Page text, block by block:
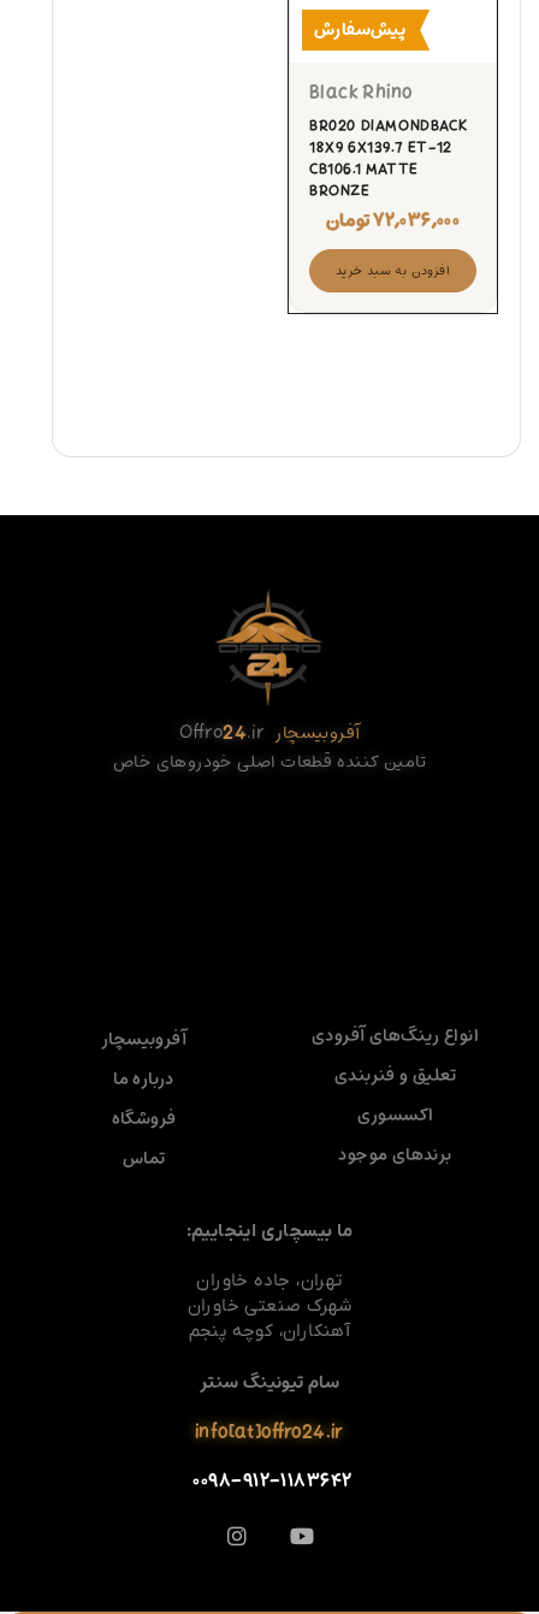
پیش‌سفارش
Black Rhino
BR020 DIAMONDBACK
18X9 6X139.7 ET-12
CB106.1 MATTE
BRONZE
۷۲,۰۳۶,۰۰۰تومان
افزودن به سبد خرید
آفروبیسچار Offro24.ir
تامین کننده قطعات اصلی خودروهای خاص
انواع رینگ‌های آفرودی
تعلیق و فنربندی
اکسسوری
برندهای موجود
آفروبیسچار
درباره ما
فروشگاه
تماس
ما بیسچاری اینجاییم:
تهران، جاده خاوران
شهرک صنعتی خاوران
آهنکاران، کوچه پنجم
سام تیونینگ سنتر
info[at]offro24.ir
۰۰۹۸-۹۱۲-۱۱۸۳۶۴۲